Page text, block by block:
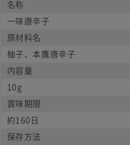
名称
一味唐辛子
原材料名
柚子、本鷹唐辛子
内容量
10g
賞味期限
約160日
保存方法